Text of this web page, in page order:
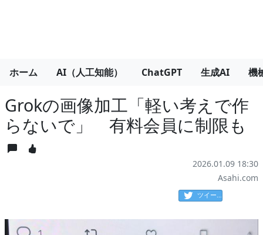
ホーム AI（人工知能） ChatGPT 生成AI 機
Grokの画像加工「軽い考えで作
らないで」 有料会員に制限も
2026.01.09 18:30
Asahi.com
ツイート